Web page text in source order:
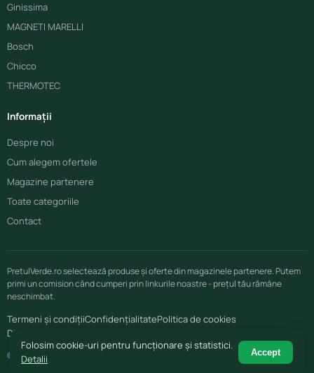
Ginissima
MAGNETI MARELLI
Bosch
Chicco
THERMOTEC
Informații
Despre noi
Cum alegem ofertele
Magazine partenere
Toate categoriile
Contact
PretulVerde.ro selectează produse și oferte din magazinele partenere. Putem
primi un comision când cumperi prin linkurile noastre - prețul tău rămâne
neschimbat.
Termeni și condițiiConfidențialitatePolitica de cookies
Disclaimer afiliere
© 2026 PretulVerde.ro
Folosim cookie-uri pentru funcționare și statistici.
Detalii
Accept